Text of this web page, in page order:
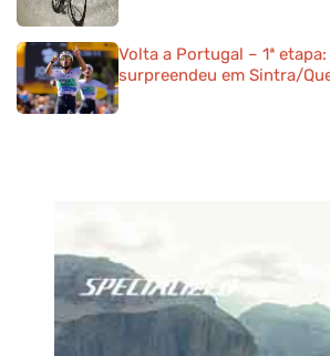
Volta a Portugal – 1ª
surpreendeu em Sintra/